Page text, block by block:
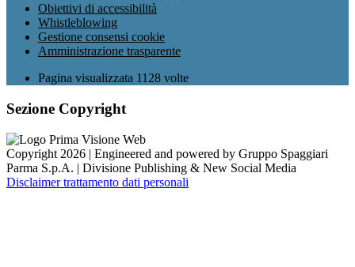
Obiettivi di accessibilità
Whistleblowing
Gestione consensi cookie
Amministrazione trasparente
Pagina visualizzata 1128 volte
Sezione Copyright
Copyright 2026 | Engineered and powered by Gruppo Spaggiari
Parma S.p.A. | Divisione Publishing & New Social Media
Disclaimer trattamento dati personali